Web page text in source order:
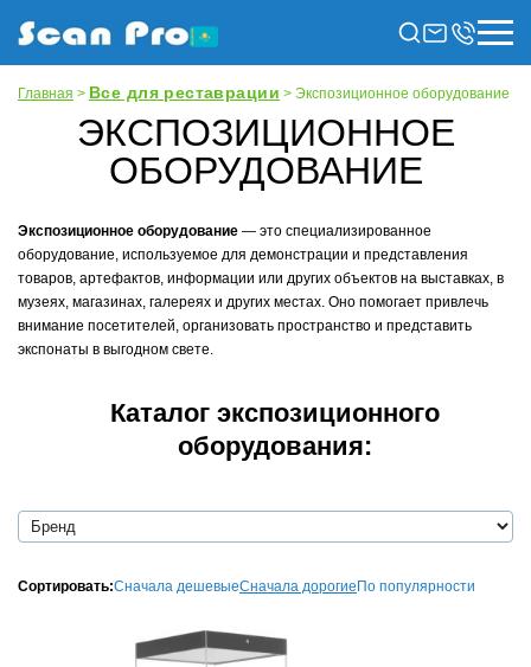
Главная > Все для реставрации > Экспозиционное оборудование
ЭКСПОЗИЦИОННОЕ
ОБОРУДОВАНИЕ
Экспозиционное оборудование — это специализированное
оборудование, используемое для демонстрации и представления
товаров, артефактов, информации или других объектов на выставках, в
музеях, магазинах, галереях и других местах. Оно помогает привлечь
внимание посетителей, организовать пространство и представить
экспонаты в выгодном свете.
Каталог экспозиционного
оборудования:
Сортировать:Сначала дешевыеСначала дорогие По популярности